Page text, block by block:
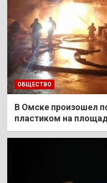
ОБЩЕСТВО
В Омске произошел
пластиком на